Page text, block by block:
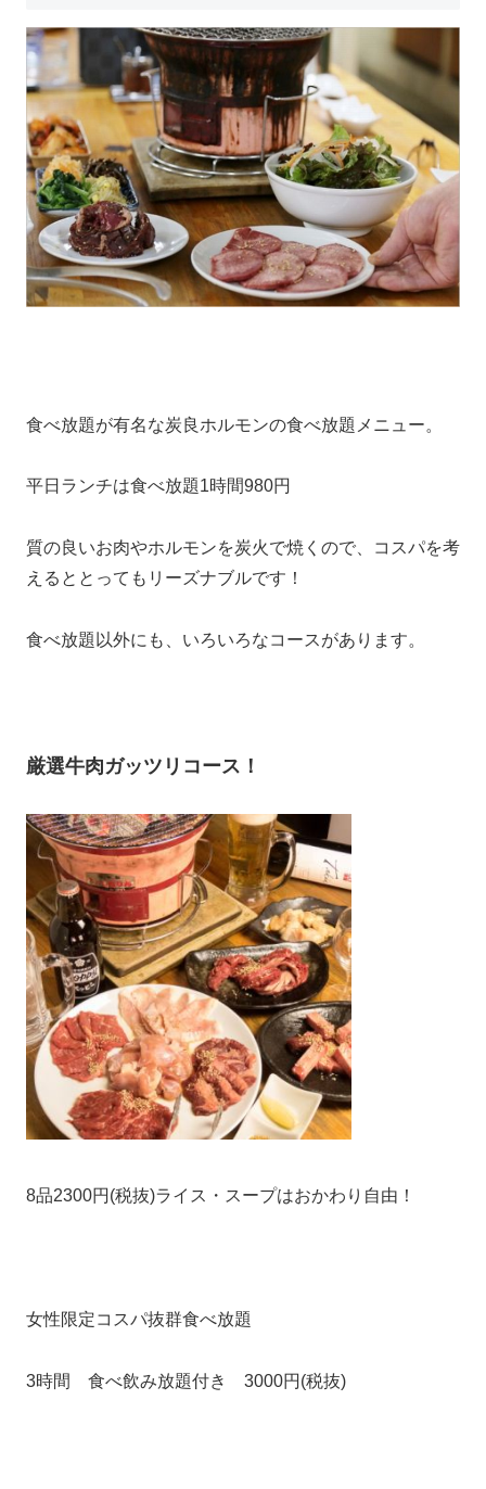
食べ放題が有名な炭良ホルモンの食べ放題メニュー。
平日ランチは食べ放題1時間980円
質の良いお肉やホルモンを炭火で焼くので、コスパを考
えるととってもリーズナブルです！
食べ放題以外にも、いろいろなコースがあります。
厳選牛肉ガッツリコース！
8品2300円(税抜)ライス・スープはおかわり自由！
女性限定コスパ抜群食べ放題
3時間 食べ飲み放題付き 3000円(税抜)